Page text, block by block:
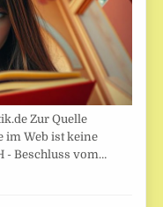
Zur Quelle
im Web ist keine
- Beschluss vom…